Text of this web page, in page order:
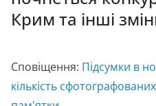
Крим та інші
Сповіщення: Підсумки в
кількість